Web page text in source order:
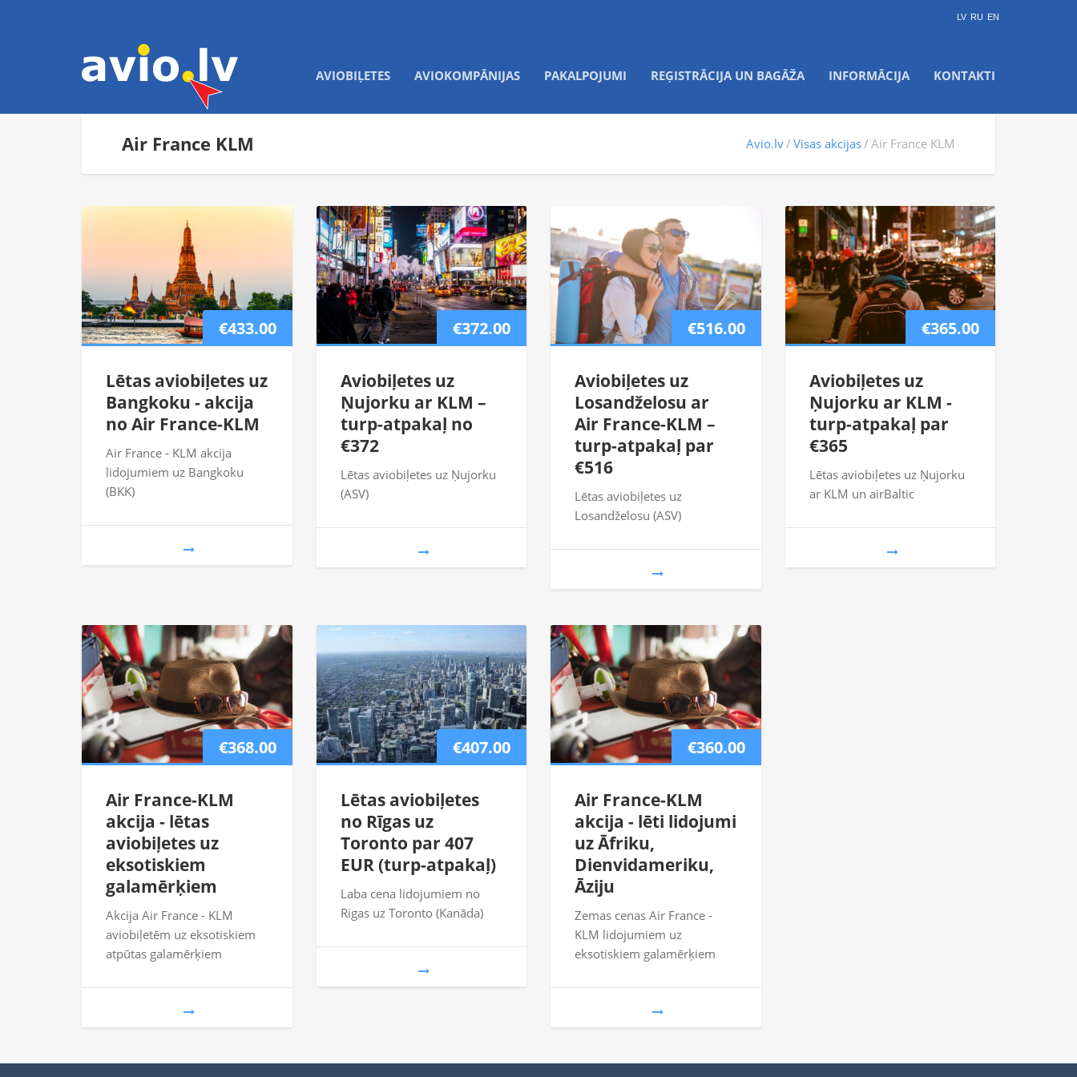
LV RU EN
AVIOBIĻETES AVIOKOMPĀNIJAS PAKALPOJUMI REĢISTRĀCIJA UN BAGĀŽA INFORMĀCIJA KONTAKTI
Air France KLM Avio.lv Visas akcijas Air France KLM
€433.00
Lētas aviobiļetes uz
Bangkoku - akcija
no Air France-KLM
Air France - KLM akcija
lidojumiem uz Bangkoku
(BKK)
€372.00
Aviobiļetes uz
Ņujorku ar KLM –
turp-atpakaļ no
€372
Lētas aviobiļetes uz Ņujorku
(ASV)
€516.00
Aviobiļetes uz
Losandželosu ar
Air France-KLM –
turp-atpakaļ par
€516
Lētas aviobiļetes uz
Losandželosu (ASV)
€365.00
Aviobiļetes uz
Ņujorku ar KLM -
turp-atpakaļ par
€365
Lētas aviobiļetes uz Ņujorku
ar KLM un airBaltic
€368.00
Air France-KLM
akcija - lētas
aviobiļetes uz
eksotiskiem
galamērķiem
Akcija Air France - KLM
aviobiļetēm uz eksotiskiem
atpūtas galamērķiem
€407.00
Lētas aviobiļetes
no Rīgas uz
Toronto par 407
EUR (turp-atpakaļ)
Laba cena lidojumiem no
Rigas uz Toronto (Kanāda)
€360.00
Air France-KLM
akcija - lēti lidojumi
uz Āfriku,
Dienvidameriku,
Āziju
Zemas cenas Air France -
KLM lidojumiem uz
eksotiskiem galamērķiem